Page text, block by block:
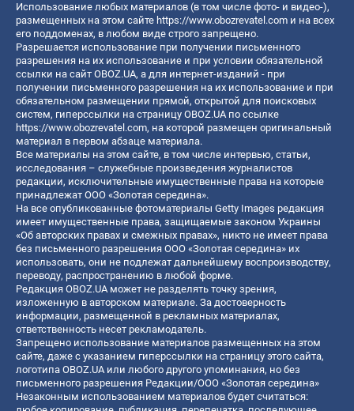
Использование любых материалов (в том числе фото- и видео-),
размещенных на этом сайте https://www.obozrevatel.com и на всех
его поддоменах, в любом виде строго запрещено.
Разрешается использование при получении письменного
разрешения на их использование и при условии обязательной
ссылки на сайт OBOZ.UA, а для интернет-изданий - при
получении письменного разрешения на их использование и при
обязательном размещении прямой, открытой для поисковых
систем, гиперссылки на страницу OBOZ.UA по ссылке
https://www.obozrevatel.com, на которой размещен оригинальный
материал в первом абзаце материала.
Все материалы на этом сайте, в том числе интервью, статьи,
исследования – служебные произведения журналистов
редакции, исключительные имущественные права на которые
принадлежат ООО «Золотая середина».
На все опубликованные фотоматериалы Getty Images редакция
имеет имущественные права, защищаемые законом Украины
«Об авторских правах и смежных правах», никто не имеет права
без письменного разрешения ООО «Золотая середина» их
использовать, они не подлежат дальнейшему воспроизводству,
переводу, распространению в любой форме.
Редакция OBOZ.UA может не разделять точку зрения,
изложенную в авторском материале. За достоверность
информации, размещенной в рекламных материалах,
ответственность несет рекламодатель.
Запрещено использование материалов размещенных на этом
сайте, даже с указанием гиперссылки на страницу этого сайта,
логотипа OBOZ.UA или любого другого упоминания, но без
письменного разрешения Редакции/ООО «Золотая середина»
Незаконным использованием материалов будет считаться: